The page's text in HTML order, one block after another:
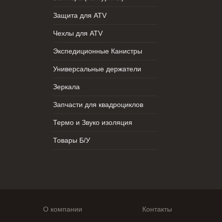
Защита для ATV
Чехлы для ATV
Экспедиционные Канистры
Универсальные держатели
Зеркала
Запчасти для квадроциклов
Термо и Звуко изоляция
Товары Б/У
О компании Контакты